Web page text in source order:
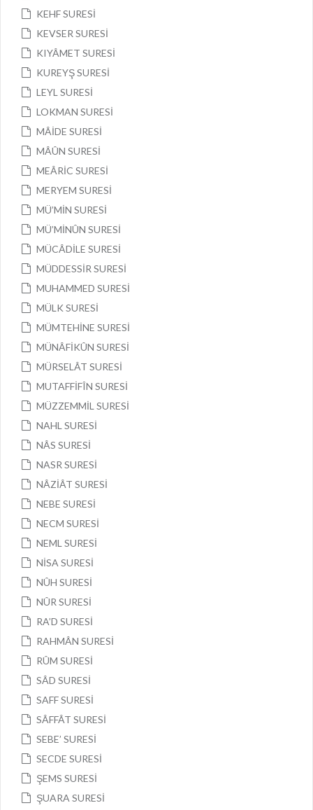
KEHF SURESİ
KEVSER SURESİ
KIYÂMET SURESİ
KUREYŞ SURESİ
LEYL SURESİ
LOKMAN SURESİ
MÂİDE SURESİ
MÂÛN SURESİ
MEÂRİC SURESİ
MERYEM SURESİ
MÜ’MİN SURESİ
MÜ’MİNÛN SURESİ
MÜCÂDİLE SURESİ
MÜDDESSİR SURESİ
MUHAMMED SURESİ
MÜLK SURESİ
MÜMTEHİNE SURESİ
MÜNÂFİKÛN SURESİ
MÜRSELÂT SURESİ
MUTAFFİFÎN SURESİ
MÜZZEMMİL SURESİ
NAHL SURESİ
NÂS SURESİ
NASR SURESİ
NÂZİÂT SURESİ
NEBE SURESİ
NECM SURESİ
NEML SURESİ
NİSA SURESİ
NÛH SURESİ
NÛR SURESİ
RA’D SURESİ
RAHMÂN SURESİ
RÛM SURESİ
SÂD SURESİ
SAFF SURESİ
SÂFFÂT SURESİ
SEBE’ SURESİ
SECDE SURESİ
ŞEMS SURESİ
ŞUARA SURESİ